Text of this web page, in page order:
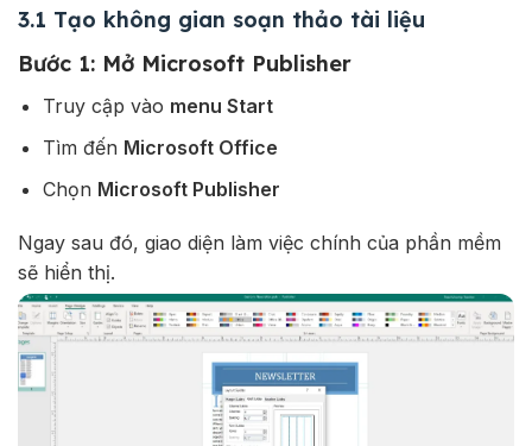
3.1 Tạo không gian soạn thảo tài liệu
Bước 1: Mở Microsoft Publisher
Truy cập vào menu Start
Tìm đến Microsoft Office
Chọn Microsoft Publisher
Ngay sau đó, giao diện làm việc chính của phần mềm
sẽ hiển thị.